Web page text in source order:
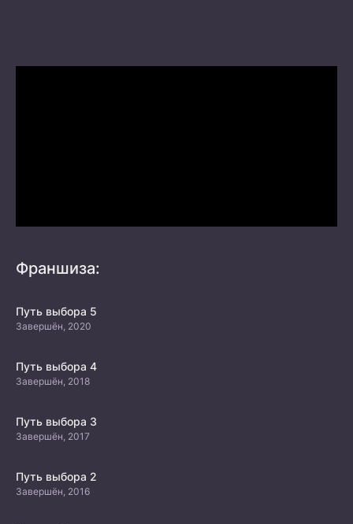
Франшиза:
Путь выбора 5
Завершён, 2020
Путь выбора 4
Завершён, 2018
Путь выбора 3
Завершён, 2017
Путь выбора 2
Завершён, 2016